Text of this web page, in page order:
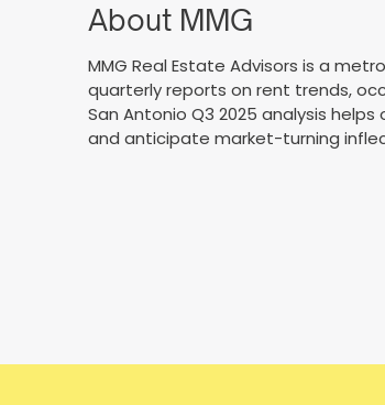
About MMG
MMG Real Estate Advisors is a
quarterly reports on rent trends,
San Antonio Q3 2025 analysis
and anticipate market-turning